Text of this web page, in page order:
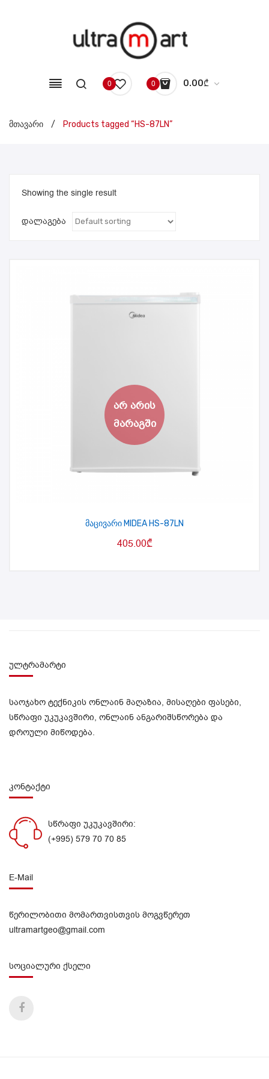
0 0 0.00₾
No products in the cart.
მთავარი / Products tagged “HS-87LN”
Showing the single result
დალაგება
მაცივარი MIDEA HS-87LN
405.00₾
ულტრამარტი
საოჯახო ტექნიკის ონლაინ მაღაზია, მისაღები ფასები,
სწრაფი უკუკავშირი, ონლაინ ანგარიშსწორება და
დროული მიწოდება.
კონტაქტი
სწრაფი უკუკავშირი:
(+995) 579 70 70 85
E-Mail
წერილობითი მომართვისთვის მოგვწერეთ
ultramartgeo@gmail.com
სოციალური ქსელი